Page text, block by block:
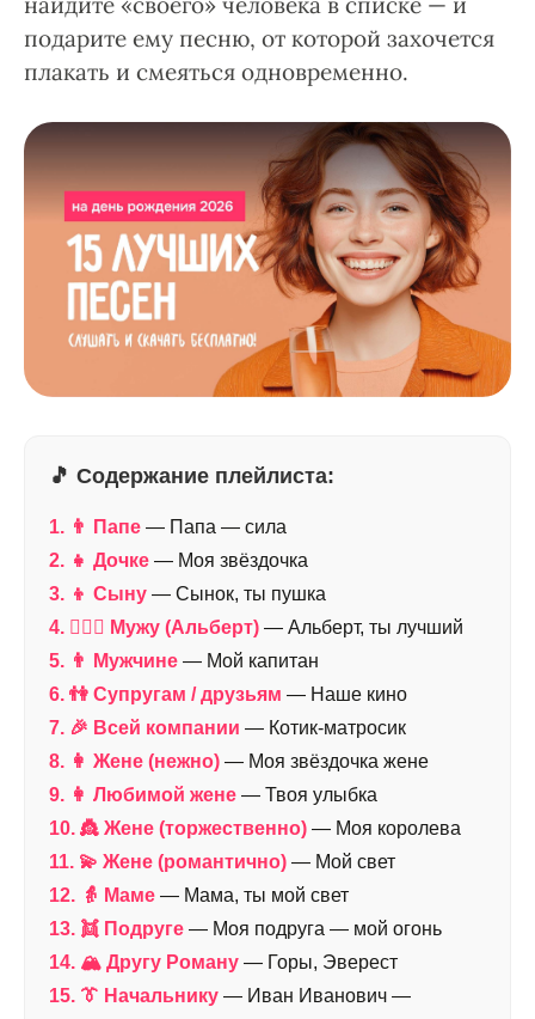
подарите ему песню, от которой захочется
плакать и смеяться одновременно.
🎵 Содержание плейлиста:
1. 👨 Папе — Папа — сила
2. 👧 Дочке — Моя звёздочка
3. 👦 Сыну — Сынок, ты пушка
4. 👨‍❤️‍👩 Мужу (Альберт) — Альберт, ты лучший
5. 👨 Мужчине — Мой капитан
6. 👫 Супругам / друзьям — Наше кино
7. 🎉 Всей компании — Котик-матросик
8. 👩 Жене (нежно) — Моя звёздочка жене
9. 👩 Любимой жене — Твоя улыбка
10. 👸 Жене (торжественно) — Моя королева
11. 💫 Жене (романтично) — Мой свет
12. 👵 Маме — Мама, ты мой свет
13. 👯 Подруге — Моя подруга — мой огонь
14. 🏔️ Другу Роману — Горы, Эверест
15. 👔 Начальнику — Иван Иванович —